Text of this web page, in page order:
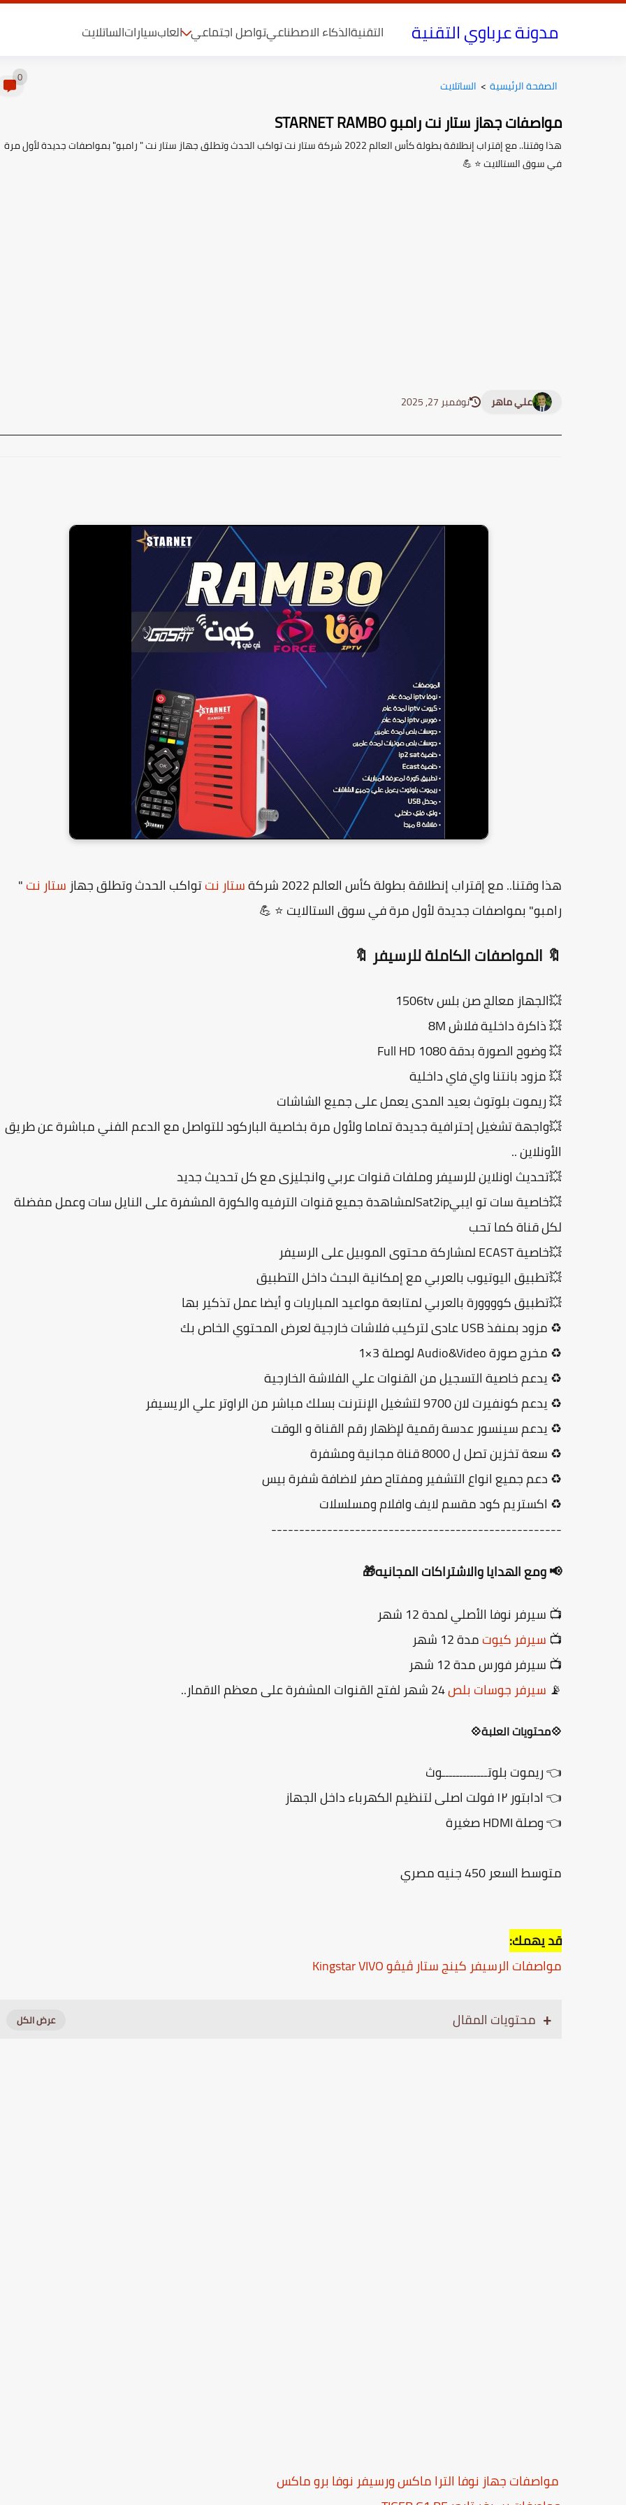
مدونة عرباوي التقنية التقنيةالذكاء الاصطناعيتواصل اجتماعي العابسياراتالساتلايت
الصفحة الرئيسية > الساتلايت 0
مواصفات جهاز ستار نت رامبو STARNET RAMBO
هذا وقتنا.. مع إقتراب إنطلاقة بطولة كأس العالم 2022 شركة ستار نت تواكب الحدث وتطلق جهاز ستار نت " رامبو" بمواصفات جديدة لأول مرة
في سوق الستالايت ⭐ 💪
علي ماهر نوفمبر 27, 2025
هذا وقتنا.. مع إقتراب إنطلاقة بطولة كأس العالم 2022 شركة ستار نتتواكب الحدث وتطلق جهاز ستار نت"
رامبو" بمواصفات جديدة لأول مرة في سوق الستالايت ⭐ 💪
🔖 المواصفات الكاملة للرسيفر 🔖
💥الجهاز معالج صن بلس 1506tv
💥 ذاكرة داخلية فلاش 8M
💥 وضوح الصورة بدقة 1080 Full HD
💥 مزود بانتنا واي فاي داخلية
💥 ريموت بلوتوث بعيد المدى يعمل على جميع الشاشات
💥واجهة تشغيل إحترافية جديدة تماما ولأول مرة بخاصية الباركود للتواصل مع الدعم الفني مباشرة عن طريق
الأونلاين ..
💥تحديث اونلاين للرسيفر وملفات قنوات عربي وانجليزى مع كل تحديث جديد
💥خاصية سات تو ايبيSat2ipلمشاهدة جميع قنوات الترفيه والكورة المشفرة على النايل سات وعمل مفضلة
لكل قناة كما تحب
💥خاصية ECAST لمشاركة محتوى الموبيل على الرسيفر
💥تطبيق اليوتيوب بالعربي مع إمكانية البحث داخل التطبيق
💥تطبيق كوووورة بالعربي لمتابعة مواعيد المباريات و أيضا عمل تذكير بها
♻ مزود بمنفذ USB عادى لتركيب فلاشات خارجية لعرض المحتوي الخاص بك
♻ مخرج صورة Audio&Video لوصلة 3×1
♻ يدعم خاصية التسجيل من القنوات علي الفلاشة الخارجية
♻ يدعم كونفيرت لان 9700 لتشغيل الإنترنت بسلك مباشر من الراوتر علي الريسيفر
♻ يدعم سينسور عدسة رقمية لإظهار رقم القناة و الوقت
♻ سعة تخزين تصل ل 8000 قناة مجانية ومشفرة
♻ دعم جميع انواع التشفير ومفتاح صفر لاضافة شفرة بيس
♻ اكستريم كود مقسم لايف وافلام ومسلسلات
----------------------------------------------------
📢 ومع الهدايا والاشتراكات المجانيه🎁
📺 سيرفر نوفا الأصلي لمدة 12 شهر
📺 سيرفر كيوتمدة 12 شهر
📺 سيرفر فورس مدة 12 شهر
📡 سيرفر جوسات بلص
💠محتويات العلبة💠
👈 ريموت بلوتـــــــــــــوث
👈 ادابتور ١٢ فولت اصلى لتنظيم الكهرباء داخل الجهاز
👈 وصلة HDMI صغيرة
متوسط السعر 450 جنيه مصري
قد يهمك:
مواصفات الرسيفر كينج ستار ڤيڤو Kingstar VIVO
محتويات المقال
مواصفات جهاز نوفا الترا ماكس ورسيفر نوفا برو ماكس